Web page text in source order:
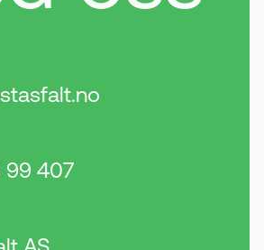
99 407